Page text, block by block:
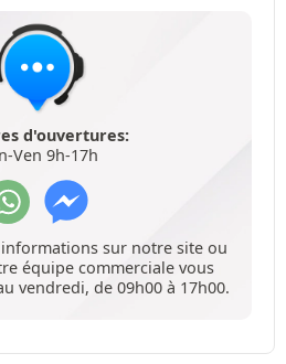
d'ouvertures:
Ven 9h-17h
sur notre site ou
équipe commerciale vous
vendredi, de 09h00 à 17h00.